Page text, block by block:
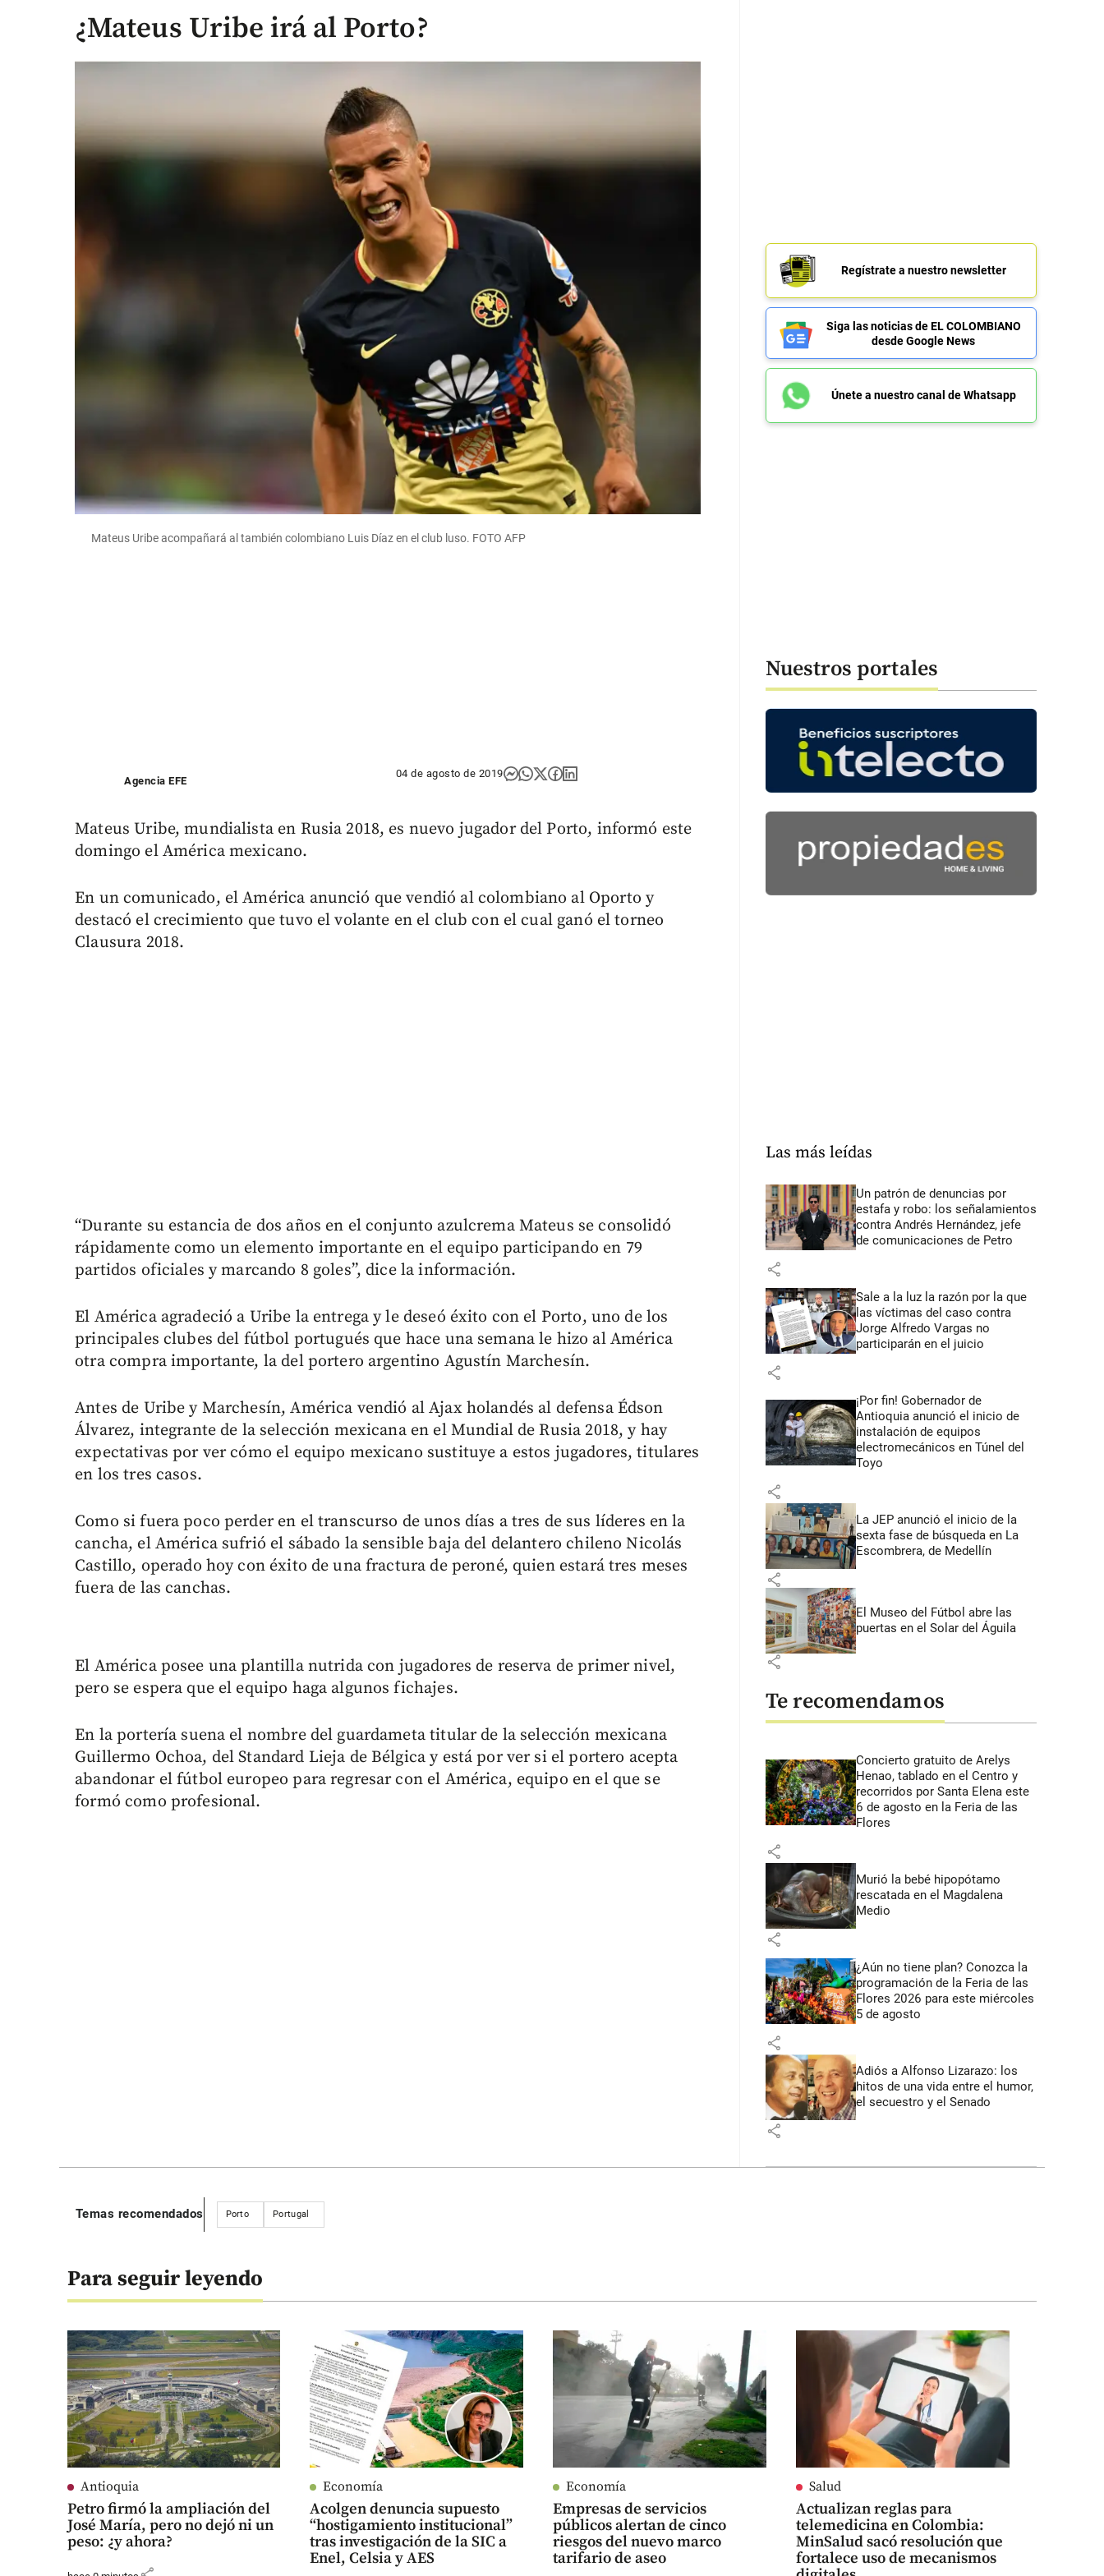
¿Mateus Uribe irá al Porto?
Mateus Uribe acompañará al también colombiano Luis Díaz en el club luso. FOTO AFP
Agencia EFE
04 de agosto de 2019
Mateus Uribe, mundialista en Rusia 2018, es nuevo jugador del Porto, informó este
domingo el América mexicano.
En un comunicado, el América anunció que vendió al colombiano al Oporto y
destacó el crecimiento que tuvo el volante en el club con el cual ganó el torneo
Clausura 2018.
“Durante su estancia de dos años en el conjunto azulcrema Mateus se consolidó
rápidamente como un elemento importante en el equipo participando en 79
partidos oficiales y marcando 8 goles”, dice la información.
El América agradeció a Uribe la entrega y le deseó éxito con el Porto, uno de los
principales clubes del fútbol portugués que hace una semana le hizo al América
otra compra importante, la del portero argentino Agustín Marchesín.
Antes de Uribe y Marchesín, América vendió al Ajax holandés al defensa Édson
Álvarez, integrante de la selección mexicana en el Mundial de Rusia 2018, y hay
expectativas por ver cómo el equipo mexicano sustituye a estos jugadores, titulares
en los tres casos.
Como si fuera poco perder en el transcurso de unos días a tres de sus líderes en la
cancha, el América sufrió el sábado la sensible baja del delantero chileno Nicolás
Castillo, operado hoy con éxito de una fractura de peroné, quien estará tres meses
fuera de las canchas.
El América posee una plantilla nutrida con jugadores de reserva de primer nivel,
pero se espera que el equipo haga algunos fichajes.
En la portería suena el nombre del guardameta titular de la selección mexicana
Guillermo Ochoa, del Standard Lieja de Bélgica y está por ver si el portero acepta
abandonar el fútbol europeo para regresar con el América, equipo en el que se
formó como profesional.
Regístrate a nuestro newsletter
Siga las noticias de EL COLOMBIANO
desde Google News
Únete a nuestro canal de Whatsapp
Nuestros portales
Las más leídas
Un patrón de denuncias por
estafa y robo: los señalamientos
contra Andrés Hernández, jefe
de comunicaciones de Petro
share
Sale a la luz la razón por la que
las víctimas del caso contra
Jorge Alfredo Vargas no
participarán en el juicio
share
¡Por fin! Gobernador de
Antioquia anunció el inicio de
instalación de equipos
electromecánicos en Túnel del
Toyo
share
La JEP anunció el inicio de la
sexta fase de búsqueda en La
Escombrera, de Medellín
share
El Museo del Fútbol abre las
puertas en el Solar del Águila
share
Te recomendamos
Concierto gratuito de Arelys
Henao, tablado en el Centro y
recorridos por Santa Elena este
6 de agosto en la Feria de las
Flores
share
Murió la bebé hipopótamo
rescatada en el Magdalena
Medio
share
¿Aún no tiene plan? Conozca la
programación de la Feria de las
Flores 2026 para este miércoles
5 de agosto
share
Adiós a Alfonso Lizarazo: los
hitos de una vida entre el humor,
el secuestro y el Senado
share
Temas recomendados Porto Portugal
Para seguir leyendo
Antioquia
Petro firmó la ampliación del
José María, pero no dejó ni un
peso: ¿y ahora?
Economía
Acolgen denuncia supuesto
“hostigamiento institucional”
tras investigación de la SIC a
Enel, Celsia y AES
Economía
Empresas de servicios
públicos alertan de cinco
riesgos del nuevo marco
tarifario de aseo
Salud
Actualizan reglas para
telemedicina en Colombia:
MinSalud sacó resolución que
fortalece uso de mecanismos